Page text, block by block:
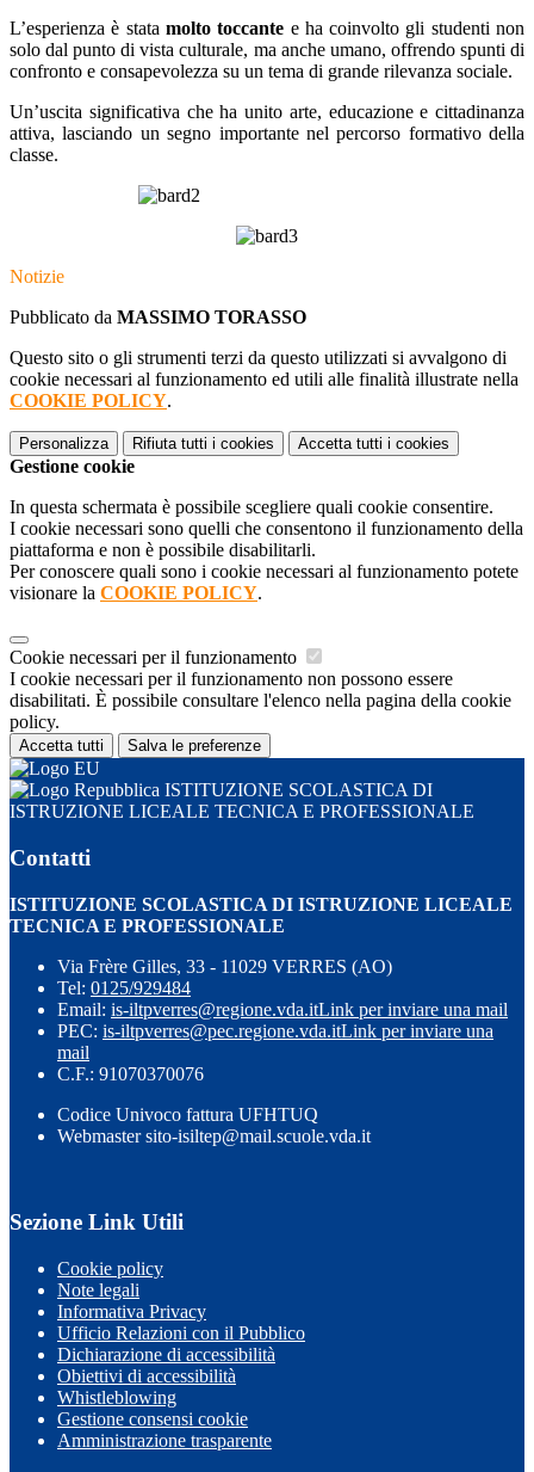
L’esperienza è stata molto toccante e ha coinvolto gli studenti non
solo dal punto di vista culturale, ma anche umano, offrendo spunti di
confronto e consapevolezza su un tema di grande rilevanza sociale.
Un’uscita significativa che ha unito arte, educazione e cittadinanza
attiva, lasciando un segno importante nel percorso formativo della
classe.
Notizie
Pubblicato da MASSIMO TORASSO
Questo sito o gli strumenti terzi da questo utilizzati si avvalgono di
cookie necessari al funzionamento ed utili alle finalità illustrate nella
COOKIE POLICY.
Personalizza Rifiuta tutti i cookies Accetta tutti i cookies
Gestione cookie
In questa schermata è possibile scegliere quali cookie consentire.
I cookie necessari sono quelli che consentono il funzionamento della
piattaforma e non è possibile disabilitarli.
Per conoscere quali sono i cookie necessari al funzionamento potete
visionare la COOKIE POLICY.
Cookie necessari per il funzionamento
I cookie necessari per il funzionamento non possono essere
disabilitati. È possibile consultare l'elenco nella pagina della cookie
policy.
Accetta tutti Salva le preferenze
ISTITUZIONE SCOLASTICA DI
ISTRUZIONE LICEALE TECNICA E PROFESSIONALE
Contatti
ISTITUZIONE SCOLASTICA DI ISTRUZIONE LICEALE
TECNICA E PROFESSIONALE
Via Frère Gilles, 33 - 11029 VERRES (AO)
Tel: 0125/929484
Email: is-iltpverres@regione.vda.itLink per inviare una mail
PEC: is-iltpverres@pec.regione.vda.itLink per inviare una
mail
C.F.: 91070370076
Codice Univoco fattura UFHTUQ
Webmaster sito-isiltep@mail.scuole.vda.it
Sezione Link Utili
Cookie policy
Note legali
Informativa Privacy
Ufficio Relazioni con il Pubblico
Dichiarazione di accessibilità
Obiettivi di accessibilità
Whistleblowing
Gestione consensi cookie
Amministrazione trasparente